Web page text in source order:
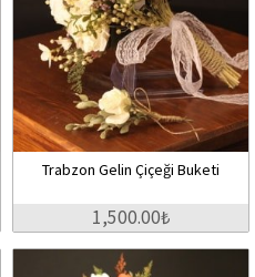
Trabzon Gelin Çiçeği Buketi
1,500.00₺